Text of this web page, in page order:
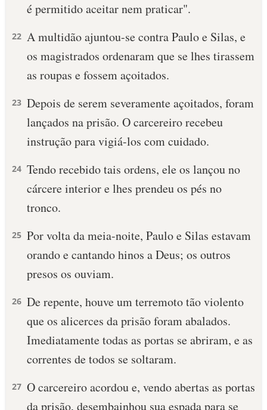
ESBOÇOS DE PREGAÇÃO
TEMAS
PERGUNTE À BÍBLIA IA
TERMO BÍBLICO JOGOS
LOJA BÍBLIAON
é permitido aceitar nem praticar".
22 A multidão ajuntou-se contra Paulo e Silas, e
os magistrados ordenaram que se lhes tirassem
as roupas e fossem açoitados.
23 Depois de serem severamente açoitados, foram
lançados na prisão. O carcereiro recebeu
instrução para vigiá-los com cuidado.
24 Tendo recebido tais ordens, ele os lançou no
cárcere interior e lhes prendeu os pés no
tronco.
25 Por volta da meia-noite, Paulo e Silas estavam
orando e cantando hinos a Deus; os outros
presos os ouviam.
26 De repente, houve um terremoto tão violento
que os alicerces da prisão foram abalados.
Imediatamente todas as portas se abriram, e as
correntes de todos se soltaram.
27 O carcereiro acordou e, vendo abertas as portas
da prisão, desembainhou sua espada para se